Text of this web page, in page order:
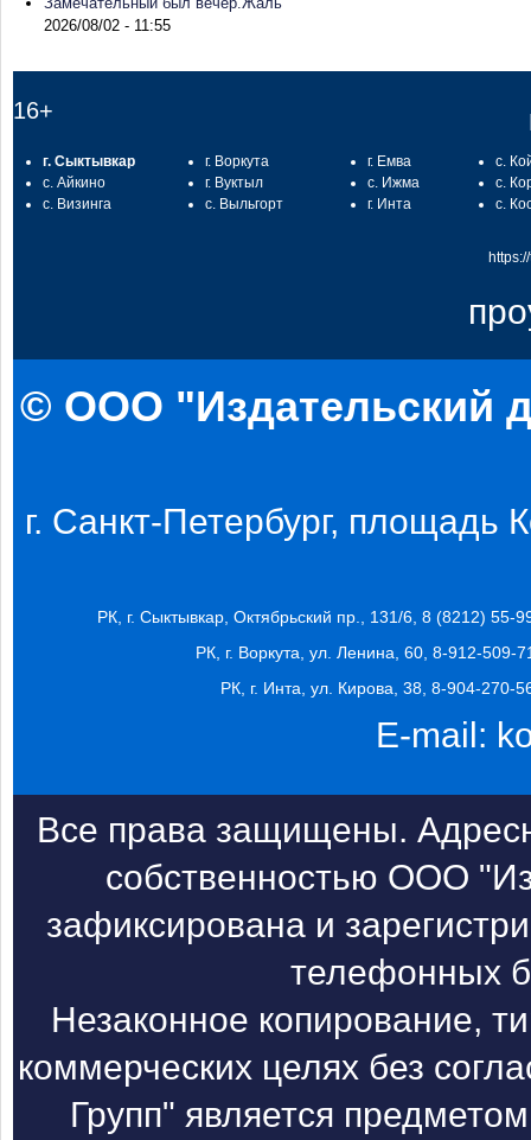
2026/08/02 - 11:55
16+
г. Сыктывкар
с. Айкино
с. Визинга
г. Воркута
г. Вуктыл
с. Выльгорт
г. Емва
с. Ижма
г. Инта
с.
с.
с.
© ООО "Издательский
г. Санкт-Петербург, площадь
РК, г. Сыктывкар, Октябрьский пр., 131/6, 8 (8212) 55-
РК, г. Воркута, ул. Ленина, 60, 8-912-509-
РК, г. Инта, ул. Кирова, 38, 8-904-270-
E-mail:
Все права защищены.
собственностью ООО
зафиксирована и
телефонных
Незаконное копирование,
коммерческих целях без
Групп" является